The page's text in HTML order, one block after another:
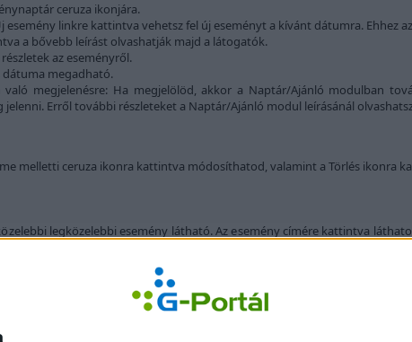
ceruza ikonjára.
esemény linkre kattintva vehetsz fel új eseményt a kívánt dátumra. Ehhez
a bővebb leírást olvashatják majd a látogatók.
az eseményről.
dátuma megadható.
való megjelenésre: Ha megjelölöd, akkor a Naptár/Ajánló modulban
Erről további részleteket a Naptár/Ajánló modul leírásánál
melletti ceruza ikonra kattintva módosíthatod, valamint a Törlés ikonra
legközelebbi esemény látható. Az esemény címére kattintva